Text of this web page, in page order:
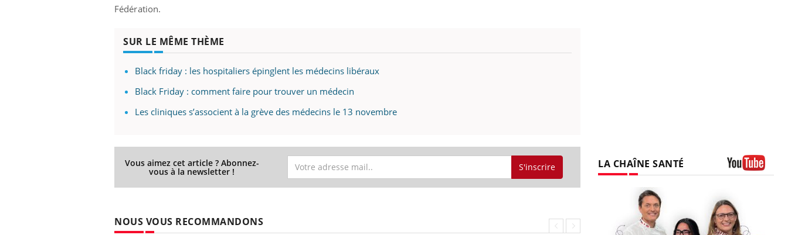
Fédération.
SUR LE MÊME THÈME
Black friday : les hospitaliers épinglent les médecins libéraux
Black Friday : comment faire pour trouver un médecin
Les cliniques s’associent à la grève des médecins le 13 novembre
Vous aimez cet article ? Abonnez-
vous à la newsletter ! S'inscrire
NOUS VOUS RECOMMANDONS
LA CHAÎNE SANTÉ